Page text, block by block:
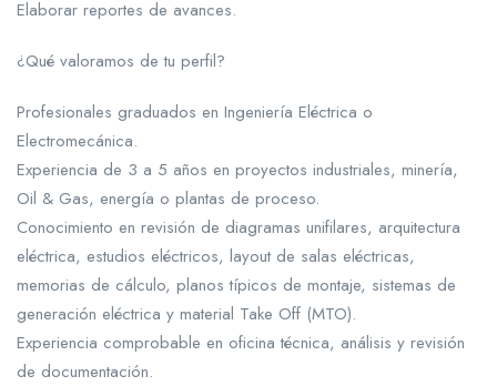
Elaborar reportes de avances.
¿Qué valoramos de tu perfil?
Profesionales graduados en Ingeniería Eléctrica o
Electromecánica.
Experiencia de 3 a 5 años en proyectos industriales, minería,
Oil & Gas, energía o plantas de proceso.
Conocimiento en revisión de diagramas unifilares, arquitectura
eléctrica, estudios eléctricos, layout de salas eléctricas,
memorias de cálculo, planos típicos de montaje, sistemas de
generación eléctrica y material Take Off (MTO).
Experiencia comprobable en oficina técnica, análisis y revisión
de documentación.